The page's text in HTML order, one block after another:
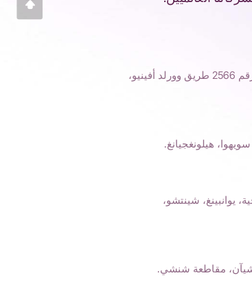
مجمع ديا الصناعي للابتكار وريادة الأعمال، رقم 2566 طريق وورلد أفينيو،
هيلونغجيانغ.
يوانبينغ، شينتشو،
شيآن، مقاطعة شنشي.